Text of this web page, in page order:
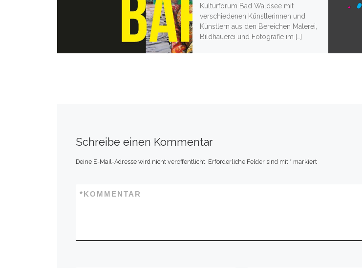
Kulturforum Bad Waldsee mit
verschiedenen Künstlerinnen und
Künstlern aus den Bereichen Malerei,
Bildhauerei und Fotografie im […]
Schreibe einen Kommentar
Deine E-Mail-Adresse wird nicht veröffentlicht. Erforderliche Felder sind mit * markiert
KOMMENTAR
*